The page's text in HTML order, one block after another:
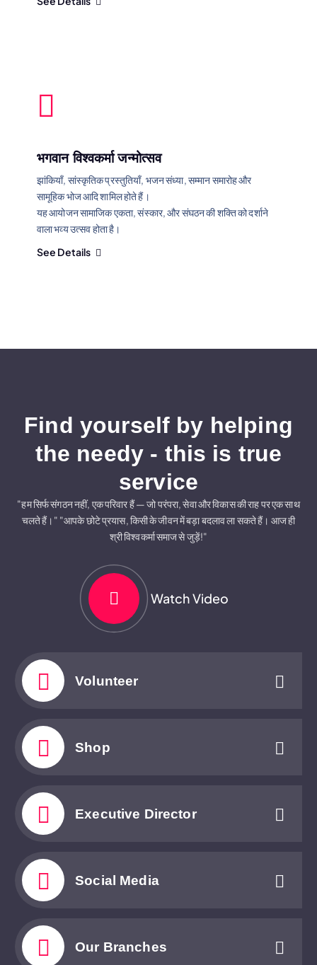
भगवान विश्वकर्मा जन्मोत्सव
झांकियाँ, सांस्कृतिक प्रस्तुतियाँ, भजन संध्या, सम्मान समारोह और
सामूहिक भोज आदि शामिल होते हैं।
यह आयोजन सामाजिक एकता, संस्कार, और संघठन की शक्ति को दर्शाने
वाला भव्य उत्सव होता है।
See Details
Find yourself by helping
the needy - this is true
service
"हम सिर्फ संगठन नहीं, एक परिवार हैं — जो परंपरा, सेवा और विकास की राह पर एक साथ
चलते हैं।" "आपके छोटे प्रयास, किसी के जीवन में बड़ा बदलाव ला सकते हैं। आज ही
श्री विश्वकर्मा समाज से जुड़ें!"
Watch Video
Volunteer
Shop
Executive Director
Social Media
Our Branches